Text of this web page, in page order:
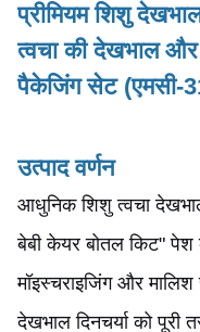
प्रीमियम शिशु
त्वचा की देखभाल और
पैकेजिंग सेट (एमसी-
उत्पाद वर्णन
आधुनिक शिशु त्वचा
बेबी केयर बोतल किट"
मॉइस्चराइजिंग और
देखभाल दिनचर्या को